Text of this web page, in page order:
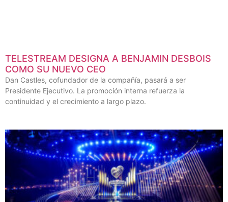
TELESTREAM DESIGNA A BENJAMIN DESBOIS
COMO SU NUEVO CEO
Dan Castles, cofundador de la compañía, pasará a ser
Presidente Ejecutivo. La promoción interna refuerza la
continuidad y el crecimiento a largo plazo.